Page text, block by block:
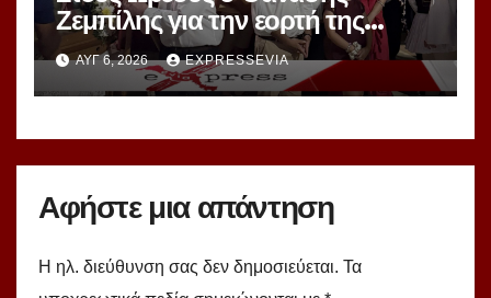
Ζεμπίλης για την εορτή της
Μεταμορφώσεως Σωτήρος
ΑΥΓ 6, 2026 EXPRESSEVIA
Αφήστε μια απάντηση
Η ηλ. διεύθυνση σας δεν δημοσιεύεται. Τα